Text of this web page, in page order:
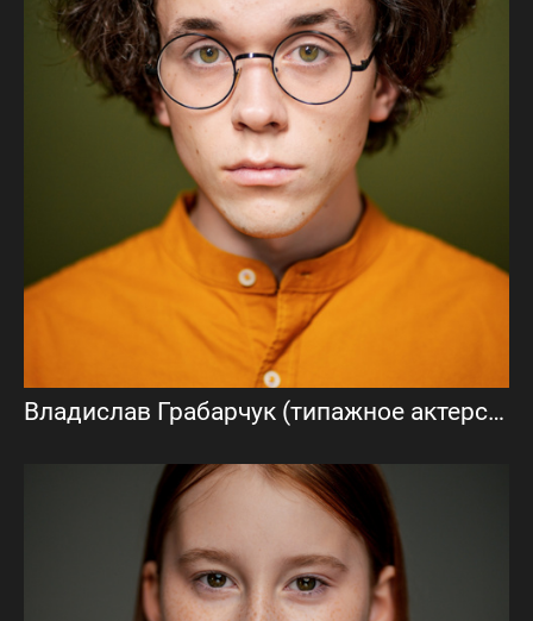
Владислав Грабарчук (типажное актерское портфолио)